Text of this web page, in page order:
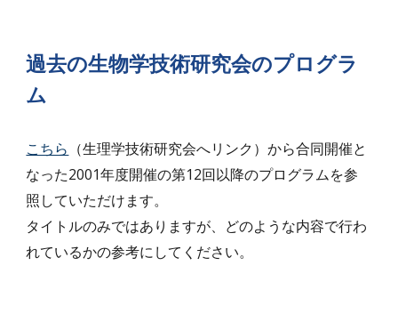
過去の生物学技術研究会のプログラ
ム
こちら （生理学技術研究会へリンク）から合同開催と
なった2001年度開催の第12回以降のプログラムを参
照していただけます。
タイトルのみではありますが、どのような内容で行わ
れているかの参考にしてください。